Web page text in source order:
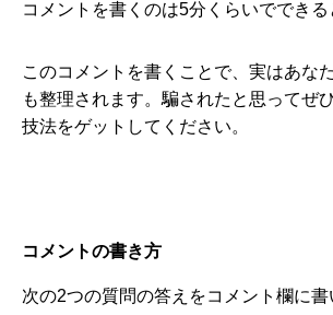
コメントを書くのは5分くらいでできる
このコメントを書くことで、実はあな
も整理されます。騙されたと思ってぜ
技法をゲットしてください。
コメントの書き方
次の2つの質問の答えをコメント欄に書